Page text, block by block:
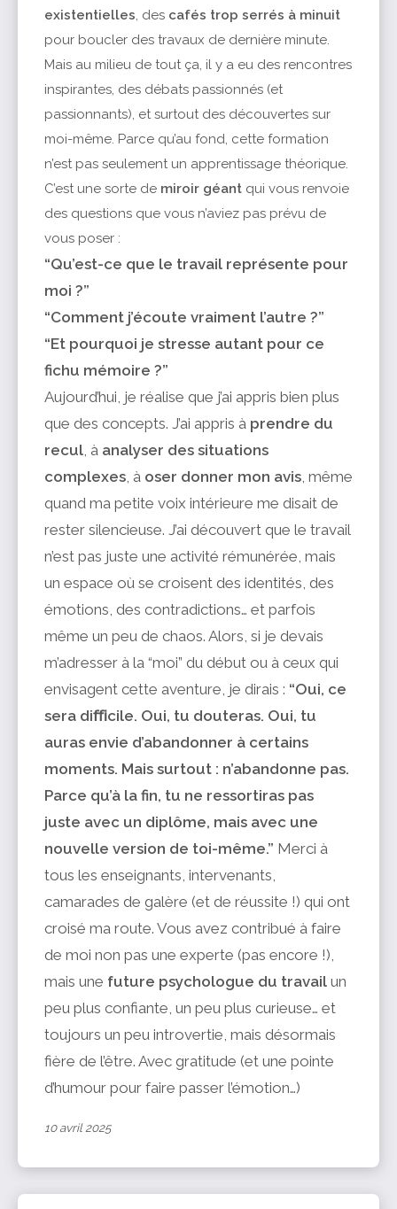
existentielles, des cafés trop serrés à minuit
pour boucler des travaux de dernière minute.
Mais au milieu de tout ça, il y a eu des rencontres
inspirantes, des débats passionnés (et
passionnants), et surtout des découvertes sur
moi-même. Parce qu’au fond, cette formation
n’est pas seulement un apprentissage théorique.
C’est une sorte de miroir géant qui vous renvoie
des questions que vous n’aviez pas prévu de
vous poser :
“Qu’est-ce que le travail représente pour
moi ?”
“Comment j’écoute vraiment l’autre ?”
“Et pourquoi je stresse autant pour ce
fichu mémoire ?”
Aujourd’hui, je réalise que j’ai appris bien plus
que des concepts. J’ai appris à prendre du
recul, à analyser des situations
complexes, à oser donner mon avis, même
quand ma petite voix intérieure me disait de
rester silencieuse. J’ai découvert que le travail
n’est pas juste une activité rémunérée, mais
un espace où se croisent des identités, des
émotions, des contradictions… et parfois
même un peu de chaos. Alors, si je devais
m’adresser à la “moi” du début ou à ceux qui
envisagent cette aventure, je dirais : “Oui, ce
sera diﬃcile. Oui, tu douteras. Oui, tu
auras envie d’abandonner à certains
moments. Mais surtout : n’abandonne pas.
Parce qu’à la fin, tu ne ressortiras pas
juste avec un diplôme, mais avec une
nouvelle version de toi-même.” Merci à
tous les enseignants, intervenants,
camarades de galère (et de réussite !) qui ont
croisé ma route. Vous avez contribué à faire
de moi non pas une experte (pas encore !),
mais une future psychologue du travail un
peu plus confiante, un peu plus curieuse… et
toujours un peu introvertie, mais désormais
fière de l’être. Avec gratitude (et une pointe
d’humour pour faire passer l’émotion…)
10 avril 2025